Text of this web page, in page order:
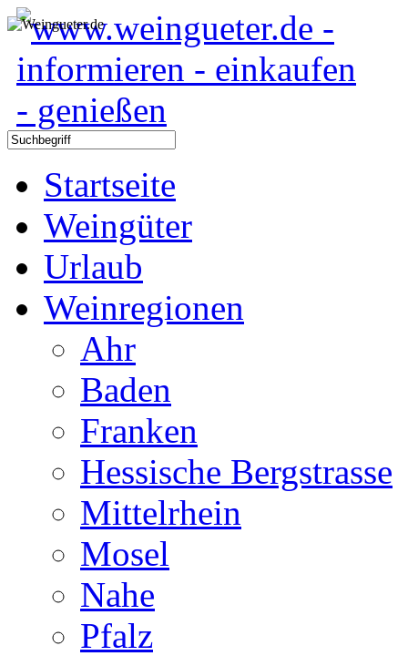
Startseite
Weingüter
Urlaub
Weinregionen
Ahr
Baden
Franken
Hessische Bergstrasse
Mittelrhein
Mosel
Nahe
Pfalz